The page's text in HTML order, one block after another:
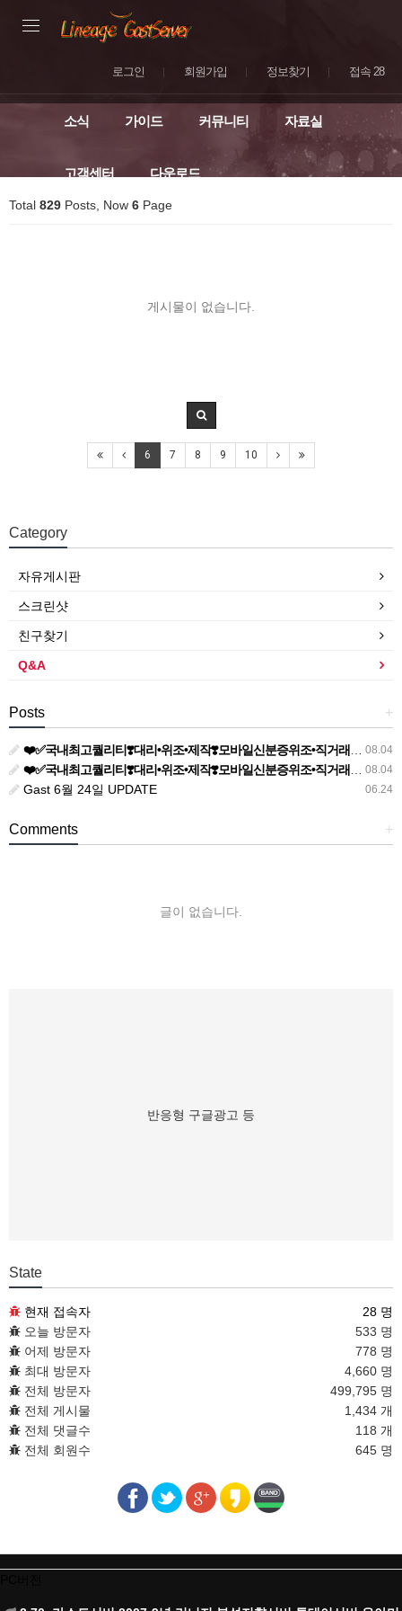
로그인 회원가입 정보찾기 접속 28
소식 가이드 커뮤니티 자료실
고객센터 다운로드
Total 829 Posts, Now 6 Page
게시물이 없습니다.
6 7 8 9 10
Category
자유게시판
스크린샷
친구찾기
Q&A
+
Posts
08.04
❤️✅국내최고퀄리티❣️대리•위조•제작❣️모바일신분증위조•직거래•전문•주민등록증제작✅❤️▶텔레@vobo550✨신분증제작⭐민증제작⭐면허증위조✨졸업증명서위조❣️등기부등
08.04
❤️✅국내최고퀄리티❣️대리•위조•제작❣️모바일신분증위조•직거래•전문•주민등록증제작✅❤️▶텔레@vobo550✨신분증제작⭐민증제작⭐면허증위조✨졸업증명서위조❣️등기부등
06.24
Gast 6월 24일 UPDATE
+
Comments
글이 없습니다.
반응형 구글광고 등
State
현재 접속자
28 명
오늘 방문자
533 명
어제 방문자
778 명
최대 방문자
4,660 명
전체 방문자
499,795 명
전체 게시물
1,434 개
전체 댓글수
118 개
전체 회원수
645 명